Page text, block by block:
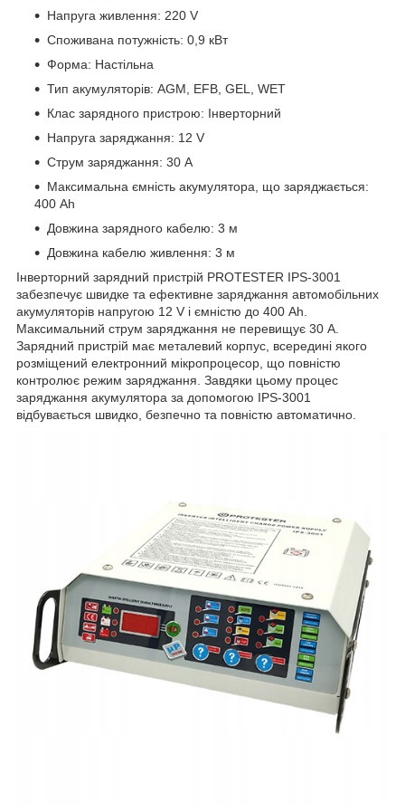
Напруга живлення: 220 V
Споживана потужність: 0,9 кВт
Форма: Настільна
Тип акумуляторів: AGM, EFB, GEL, WET
Клас зарядного пристрою: Інверторний
Напруга заряджання: 12 V
Струм заряджання: 30 A
Максимальна ємність акумулятора, що заряджається:
400 Ah
Довжина зарядного кабелю: 3 м
Довжина кабелю живлення: 3 м
Інверторний зарядний пристрій PROTESTER IPS-3001
забезпечує швидке та ефективне заряджання автомобільних
акумуляторів напругою 12 V і ємністю до 400 Ah.
Максимальний струм заряджання не перевищує 30 A.
Зарядний пристрій має металевий корпус, всередині якого
розміщений електронний мікропроцесор, що повністю
контролює режим заряджання. Завдяки цьому процес
заряджання акумулятора за допомогою IPS-3001
відбувається швидко, безпечно та повністю автоматично.